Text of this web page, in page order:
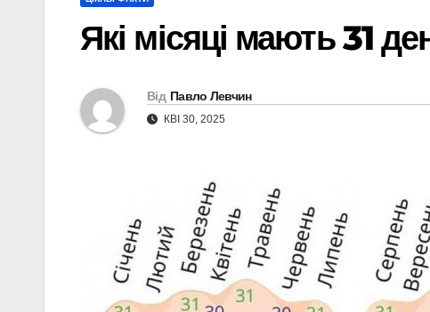
Які місяці мають 31
Від Павло Левчин
КВІ 30, 2025